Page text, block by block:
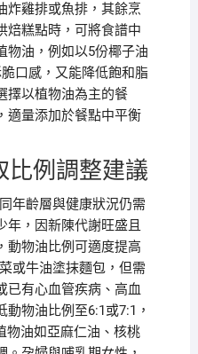
炸雞排或魚排，其餘烹
焙糕點時，可將食譜中
物油，例如以5份椰子油
口感，又能降低飽和脂
擇以植物油為主的餐
適量添加於餐點中平衡
比例調整建議
年齡層與健康狀況仍需
年，因新陳代謝旺盛且
動物油比例可適度提高
或牛油塗抹麵包，但需
已有心血管疾病、高血
物油比例至6:1或7:1，
物油如亞麻仁油、核桃